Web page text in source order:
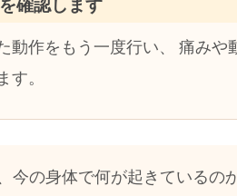
確認します
動作をもう一度行い、 痛みや
す。
今の身体で何が起きているの